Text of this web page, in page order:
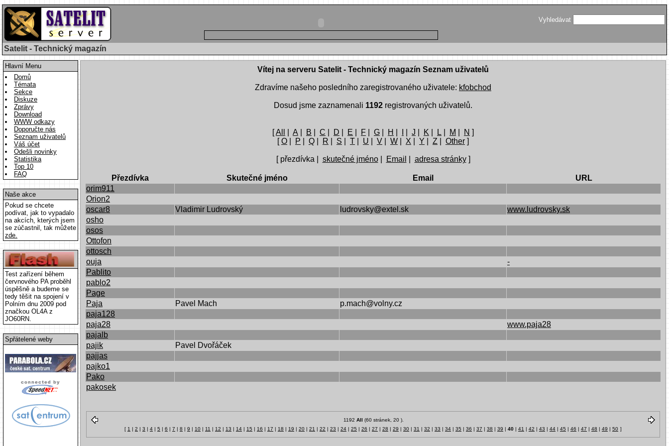
Vyhledávat
Satelit - Technický magazín
Hlavní Menu
Domů
Témata
Sekce
Diskuze
Zprávy
Download
WWW odkazy
Doporučte nás
Seznam uživatelů
Váš účet
Odešli novinky
Statistika
Top 10
FAQ
Naše akce
Pokud se chcete
podívat, jak to vypadalo
na akcích, kterých jsem
se zúčastnil, tak můžete
zde.
Test zařízení během
červnového PA proběhl
úspěšně a budeme se
tedy těšit na spojení v
Polním dnu 2009 pod
značkou OL4A z
JO60RN.
Spřátelené weby
Vítej na serveru Satelit - Technický magazín Seznam uživatelů
Zdravíme našeho posledního zaregistrovaného uživatele: kfobchod
Dosud jsme zaznamenali 1192 registrovaných uživatelů.
[All A B C D E F G H J K L M N ]
[O P Q R S T U V W X Y Z Other ]
[ přezdívka | skutečné jméno| Email adresa stránky]
Přezdívka Skutečné jméno Email
URL
orim911
Orion2
oscar8
Vladimir Ludrovský ludrovsky@extel.sk
www.ludrovsky.sk
osho
osos
Ottofon
ottosch
ouja
-
Pablito
pablo2
Page
Paja
Pavel Mach
p.mach@volny.cz
paja128
paja28
www.paja28
pajalb
pajik
Pavel Dvořáček
pajjas
pajko1
Pako
pakosek
1192 All (60 stránek, 20 ).
[ 1 | 2 | 3 | 4 | 5 | 6 | 7 | 8 | 9 | 10 | 11 | 12 | 13 | 14 | 15 | 16 | 17 | 18 | 19 | 20 | 21 | 22 | 23 | 24 | 25 | 26 | 27 | 28 | 29 | 30 | 31 | 32 | 33 | 34 | 35 | 36 | 37 | 38 | 39 | 40 | 41 | 42 | 43 | 44 | 45 | 46 | 47 | 48 | 49 | 50 ]